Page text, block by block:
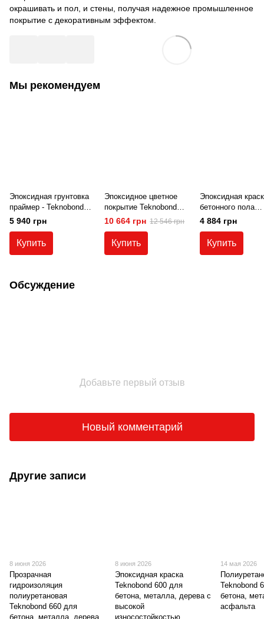
окрашивать и пол, и стены, получая надежное промышленное
покрытие с декоративным эффектом.
Мы рекомендуем
Эпоксидная грунтовка
праймер - Teknobond
300 5 кг.
5 940 грн
Купить
Эпоксидное цветное
покрытие Teknobond
600 TIX для
текстурированного
бетона
10 664 грн 12 546 грн
Купить
Эпоксидная
бетонного пола
Teknobond 600 5
темно-серая
4 884 грн
Купить
Обсуждение
Добавьте первый отзыв
Новый комментарий
Другие записи
8 июня 2026
Прозрачная
гидроизоляция
полиуретановая
Teknobond 660 для
бетона, металла, дерева,
8 июня 2026
Эпоксидная краска
Teknobond 600 для
бетона, металла, дерева с
высокой
износостойкостью.
14 мая 2026
Teknobond
бетона,
асфальта